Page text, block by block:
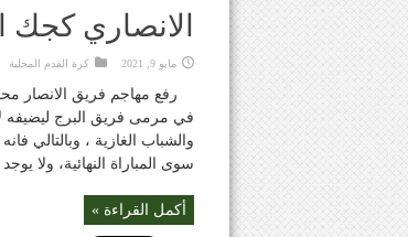
الانصاري كجك
مايو 9, 2021 كرة القدم المحلية
رفع مهاجم فريق الانصار
في مرمى فريق البرج ليضيفه
والشباب الغازية ، وبالتالي
سوى المباراة النهائية، ولا
أكمل القراءة »